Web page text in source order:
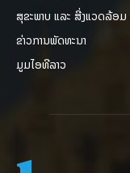
ສຸຂະພາບ ແລະ ສີ່ງແວດລ້ອມ
ຂ່າວການພັດທະນາ
ມູມໄອທີລາວ